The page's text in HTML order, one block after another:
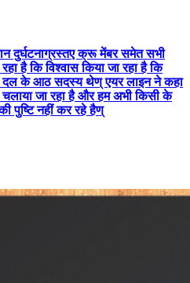
दुर्घटनाग्रस्तए क्रू मेंबर समेत सभी
है कि विश्वास किया जा रहा है कि
दल के आठ सदस्य थेण् एयर लाइन ने कहा
जा रहा है और हम अभी किसी के
पुष्टि नहीं कर रहे हैण्